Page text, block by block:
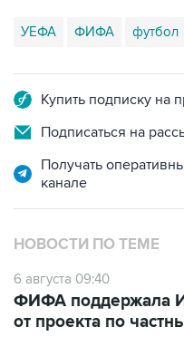
УЕФА ФИФА футбол
Купить подписку на
Подписаться на
Получать
канале
НОВОСТИ ПО ТЕМЕ
6 августа 09:40
ФИФА поддержала
от проекта по